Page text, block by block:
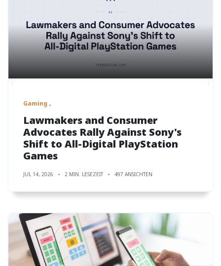
Gaming
Lawmakers and Consumer
Advocates Rally Against Sony's
Shift to All-Digital PlayStation
Games
JUL 14, 2026 2 MIN. LESEZEIT 497 ANSICHTEN